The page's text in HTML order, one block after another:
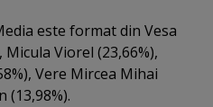
este format din Vesa
Viorel (23,66%),
Vere Mircea Mihai
(13,98%).